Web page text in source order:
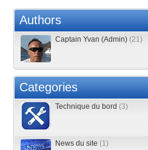
Authors
Captain Yvan (Admin) (21)
Categories
Technique du bord (3)
News du site (1)